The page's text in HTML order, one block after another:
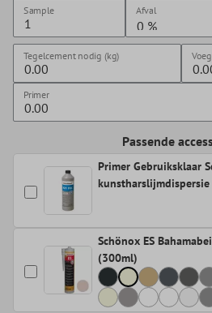
Sample Afval
Tegelcement nodig (kg)
Primer
Passende
Primer Gebruiksklaar
Schönox ES
(300ml)